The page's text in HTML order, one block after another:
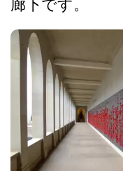
廊下です。